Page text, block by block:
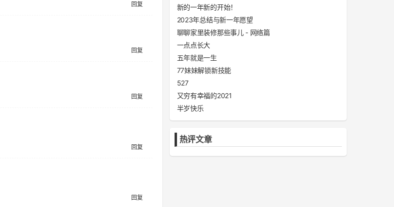
回复
回复
回复
回复
回复
新的一年新的开始！
2023年总结与新一年愿望
聊聊家里装修那些事儿 - 网络篇
一点点长大
五年就是一生
77妹妹解锁新技能
527
又穷有幸福的2021
半岁快乐
热评文章